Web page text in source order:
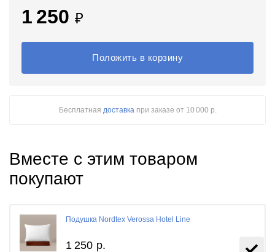
1 250 ₽
Положить в корзину
Бесплатная доставкапри заказе от 10 000 р.
Вместе с этим товаром
покупают
Подушка Nordtex Verossa Hotel Line
1 250 р.